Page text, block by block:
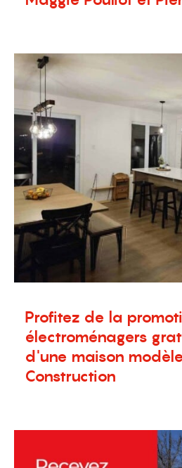
Profitez de la
électroménagers
d'une maison
Construction